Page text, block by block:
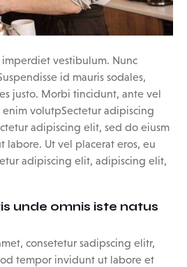
vestibulum. Nunc
id mauris sodales,
justo. Morbi tincidunt, ante vel
volutpSectetur adipiscing
adipiscing elit, sed do eiusm
Ut vel placerat eros, eu
adipiscing elit, adipiscing elit,
unde omnis iste natus
consetetur sadipscing elitr,
tempor invidunt ut labore et